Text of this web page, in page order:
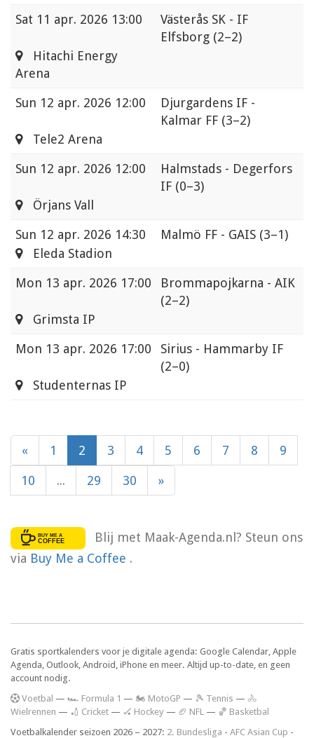
Sat 11 apr. 2026 13:00
Västerås SK - IF
Elfsborg (2–2)
Hitachi Energy
Arena
Sun 12 apr. 2026 12:00
Djurgardens IF -
Kalmar FF (3–2)
Tele2 Arena
Sun 12 apr. 2026 12:00
Halmstads - Degerfors
IF (0–3)
Örjans Vall
Sun 12 apr. 2026 14:30 Malmö FF - GAIS (3–1)
Eleda Stadion
Mon 13 apr. 2026 17:00
Brommapojkarna - AIK
(2–2)
Grimsta IP
Mon 13 apr. 2026 17:00
Sirius - Hammarby IF
(2–0)
Studenternas IP
« 1 2 3 4 5 6 7 8 9
10 ... 29 30 »
Blij met Maak-Agenda.nl? Steun ons
via Buy Me a Coffee .
Gratis sportkalenders voor je digitale agenda: Google Calendar, Apple
Agenda, Outlook, Android, iPhone en meer. Altijd up-to-date, en geen
account nodig.
Voetbal — 🏎️ Formula 1 — 🏍 MotoGP — 🎾 Tennis — 🚴
Wielrennen — 🏏 Cricket — 🏑 Hockey — 🏈 NFL — 🏀 Basketbal
Voetbalkalender seizoen 2026 – 2027: 2. Bundesliga - AFC Asian Cup -